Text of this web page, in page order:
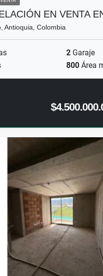
EN VENTA
Antioquia, Colombia
2 Garaje
800 Área